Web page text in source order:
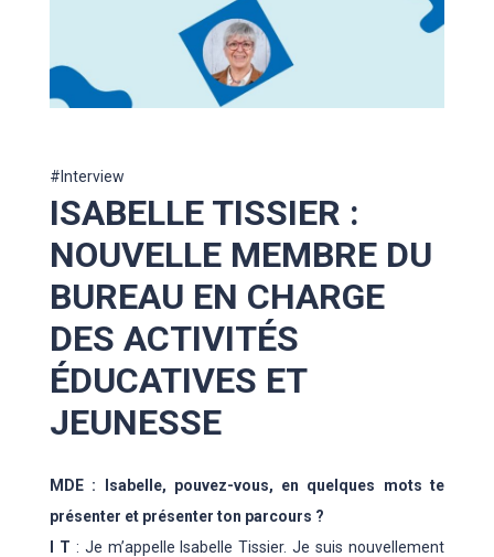
#Interview
ISABELLE TISSIER :
NOUVELLE MEMBRE DU
BUREAU EN CHARGE
DES ACTIVITÉS
ÉDUCATIVES ET
JEUNESSE
MDE : Isabelle, pouvez-vous, en quelques mots te
présenter et présenter ton parcours ?
I T : Je m’appelle Isabelle Tissier. Je suis nouvellement